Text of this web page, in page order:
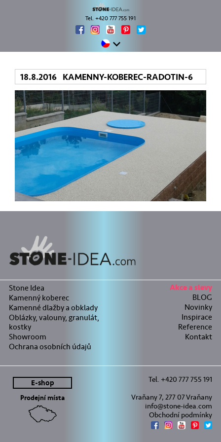
Tel. +420 777 755 191
18.8.2016 KAMENNY-KOBEREC-RADOTIN-6
Stone Idea
Kamenný koberec
Kamenné dlažby a obklady
Oblázky, valouny, granulát,
kostky
Showroom
Ochrana osobních údajů
Akce a slevy
BLOG
Novinky
Inspirace
Reference
Kontakt
E-shop
Prodejní místa
Tel. +420 777 755 191
Vraňany 7, 277 07 Vraňany
info@stone-idea.com
Obchodní podmínky